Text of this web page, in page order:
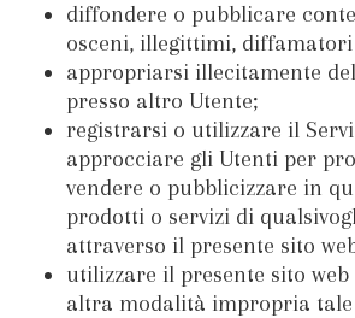
diffondere o pubblicare
osceni, illegittimi,
appropriarsi illecitamente
presso altro Utente;
registrarsi o utilizzare il
approcciare gli Utenti per
vendere o pubblicizzare in
prodotti o servizi di
attraverso il presente sito
utilizzare il presente sito
altra modalità impropria